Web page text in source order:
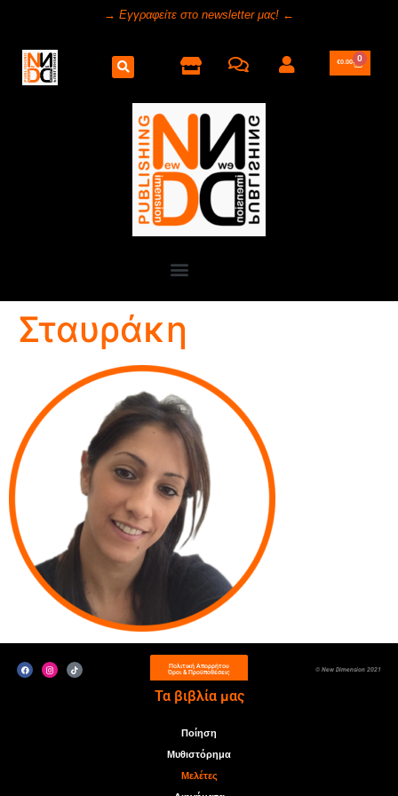
→ Εγγραφείτε στο newsletter μας! ←
€0.00 0
Σταυράκη
Πολιτική Απορρήτου
Όροι & Προϋποθέσεις
© New Dimension 2021
Τα βιβλία μας
Ποίηση
Μυθιστόρημα
Μελέτες